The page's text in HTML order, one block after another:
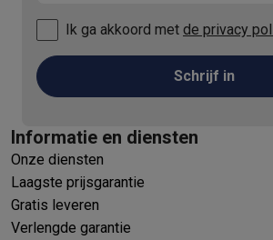
Ik ga akkoord met de privacy
Schrijf in
Informatie en diensten
Onze diensten
Laagste prijsgarantie
Gratis leveren
Verlengde garantie